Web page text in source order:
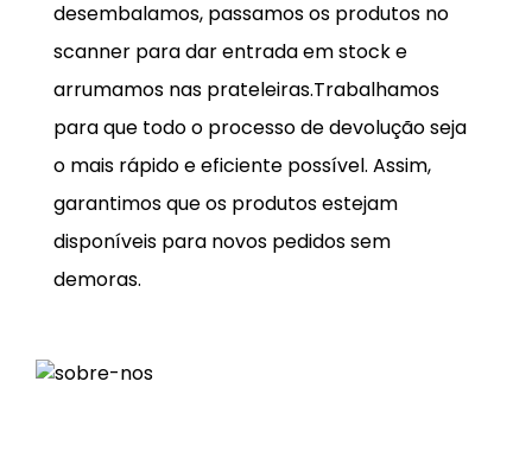
desembalamos, passamos os produtos no
scanner para dar entrada em stock e
arrumamos nas prateleiras.Trabalhamos
para que todo o processo de devolução seja
o mais rápido e eficiente possível. Assim,
garantimos que os produtos estejam
disponíveis para novos pedidos sem
demoras.